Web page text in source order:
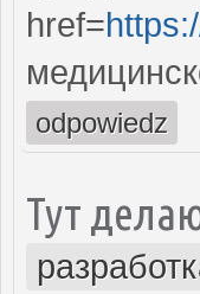
href=
odpowiedz
Тут